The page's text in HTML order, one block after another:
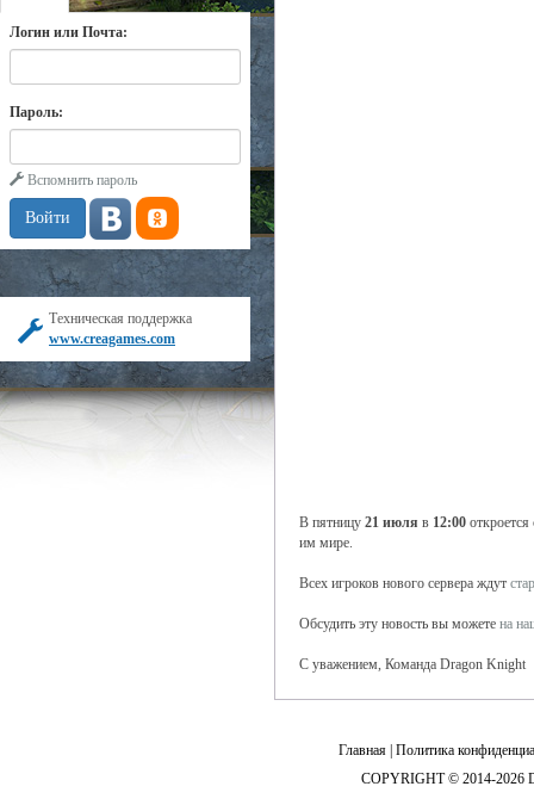
Логин или Почта:
Пароль:
Вспомнить пароль
Техническая поддержка
www.creagames.com
В пятницу 21 июля в 12:00
им мире.
Всех игроков нового сервера ждут
Обсудить эту новость вы можете на
С уважением, Команда Dragon Knight
Главная Политика
COPYRIGHT © 2014-2026